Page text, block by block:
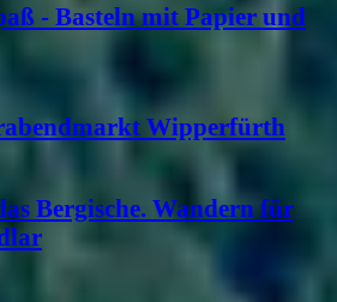
- Basteln mit Papier und
Wipperfürth
Bergische. Wandern für